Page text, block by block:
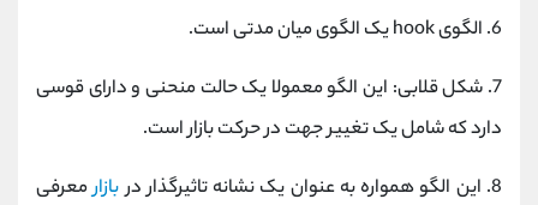
6. الگوی hook یک الگوی میان مدتی است.
7. شکل قلابی: این الگو معمولا یک حالت منحنی و دارای قوسی
دارد که شامل یک تغییر جهت در حرکت بازار است.
8. این الگو همواره به عنوان یک نشانه تاثیرگذار دربازارمعرفی